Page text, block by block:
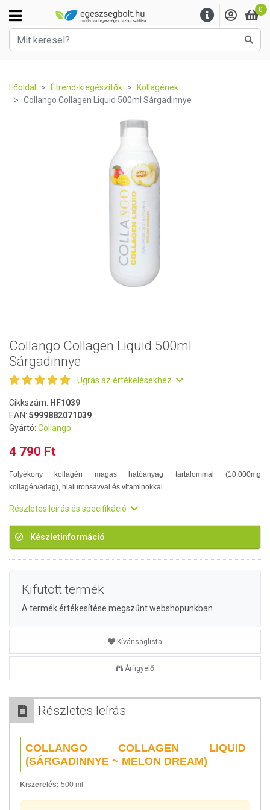
0
Főoldal Étrend-kiegészítők
Kollagének
Collango Collagen Liquid 500ml Sárgadinnye
Collango Collagen Liquid 500ml
Sárgadinnye
Ugrás az értékelésekhez
Cikkszám: HF1039
EAN: 5999882071039
Gyártó: Collango
4 790 Ft
Folyékony kollagén magas hatóanyag tartalommal (10.000mg
kollagén/adag), hialuronsavval és vitaminokkal.
Részletes leírás és specifikáció
Készletinformáció
Kifutott termék
A termék értékesítése megszűnt webshopunkban
Kívánságlista
Árfigyelő
Részletes leírás
COLLANGO COLLAGEN LIQUID
(SÁRGADINNYE ~ MELON DREAM)
Kiszerelés: 500 ml